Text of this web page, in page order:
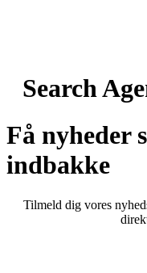
Search
Få nyheder
indbakke
Tilmeld dig vores